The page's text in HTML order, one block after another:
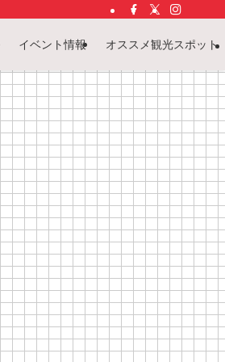
イベント情報 オススメ観光スポット